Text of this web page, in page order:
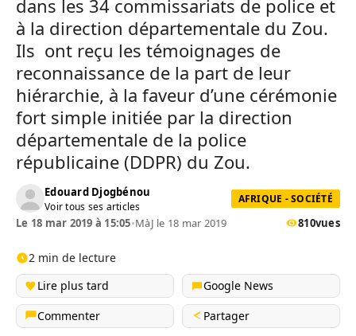
dans les 34 commissariats de police et
à la direction départementale du Zou.
Ils ont reçu les témoignages de
reconnaissance de la part de leur
hiérarchie, à la faveur d’une cérémonie
fort simple initiée par la direction
départementale de la police
républicaine (DDPR) du Zou.
Edouard Djogbénou
Voir tous ses articles
AFRIQUE - SOCIÉTÉ
Le 18 mar 2019 à 15:05•MàJ le 18 mar 2019 810vues
2 min de lecture
Lire plus tard
Google News
Commenter
Partager